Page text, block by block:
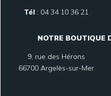
Tél : 04 34 10 36 21
NOTRE BOUTIQUE
9, rue des Hérons
66700 Argelès-sur-Mer